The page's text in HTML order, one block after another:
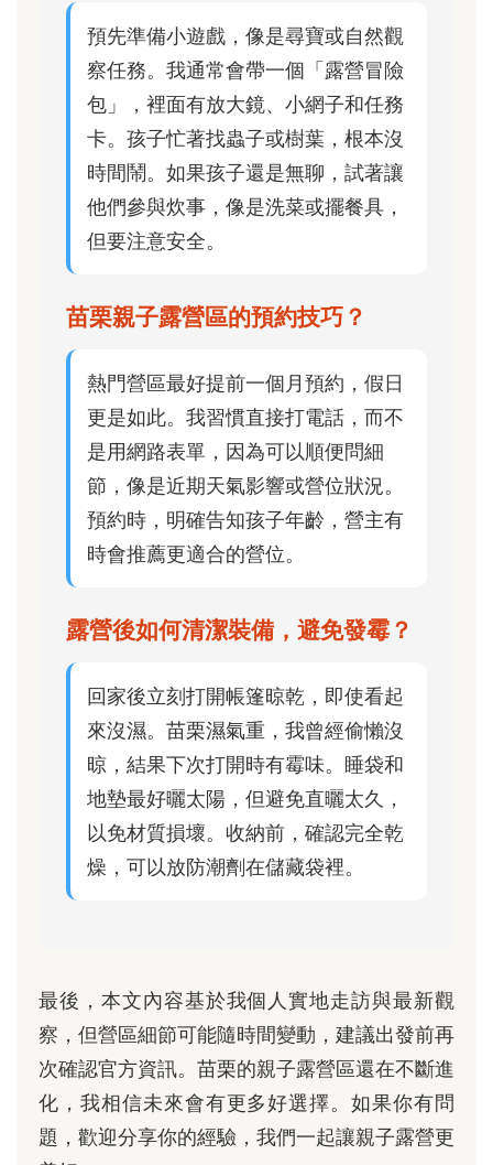
預先準備小遊戲，像是尋寶或自然觀
察任務。我通常會帶一個「露營冒險
包」，裡面有放大鏡、小網子和任務
卡。孩子忙著找蟲子或樹葉，根本沒
時間鬧。如果孩子還是無聊，試著讓
他們參與炊事，像是洗菜或擺餐具，
但要注意安全。
苗栗親子露營區的預約技巧？
熱門營區最好提前一個月預約，假日
更是如此。我習慣直接打電話，而不
是用網路表單，因為可以順便問細
節，像是近期天氣影響或營位狀況。
預約時，明確告知孩子年齡，營主有
時會推薦更適合的營位。
露營後如何清潔裝備，避免發霉？
回家後立刻打開帳篷晾乾，即使看起
來沒濕。苗栗濕氣重，我曾經偷懶沒
晾，結果下次打開時有霉味。睡袋和
地墊最好曬太陽，但避免直曬太久，
以免材質損壞。收納前，確認完全乾
燥，可以放防潮劑在儲藏袋裡。
最後，本文內容基於我個人實地走訪與最新觀
察，但營區細節可能隨時間變動，建議出發前再
次確認官方資訊。苗栗的親子露營區還在不斷進
化，我相信未來會有更多好選擇。如果你有問
題，歡迎分享你的經驗，我們一起讓親子露營更